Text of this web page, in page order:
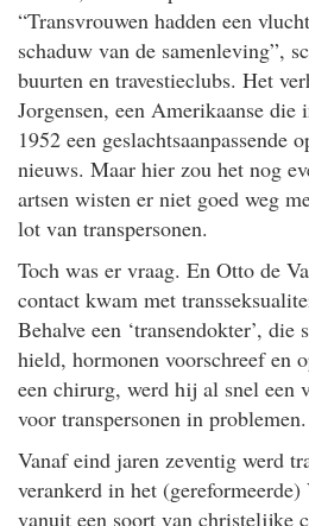
“Transvrouwen hadden een
schaduw van de samenleving”,
buurten en travestieclubs. Het
Jorgensen, een Amerikaanse die
1952 een geslachtsaanpassende
nieuws. Maar hier zou het nog
artsen wisten er niet goed weg
lot van transpersonen.
Toch was er vraag. En Otto de
contact kwam met
Behalve een ‘transendokter’, die
hield, hormonen voorschreef en
een chirurg, werd hij al snel een
voor transpersonen in problemen.
Vanaf eind jaren zeventig werd
verankerd in het
vanuit een soort van christelijke